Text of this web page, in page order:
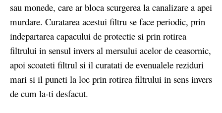
sau monede, care ar bloca scurgerea la canalizare a apei
murdare. Curatarea acestui filtru se face periodic, prin
indepartarea capacului de protectie si prin rotirea
filtrului in sensul invers al mersului acelor de ceasornic,
apoi scoateti filtrul si il curatati de evenualele reziduri
mari si il puneti la loc prin rotirea filtrului in sens invers
de cum la-ti desfacut.